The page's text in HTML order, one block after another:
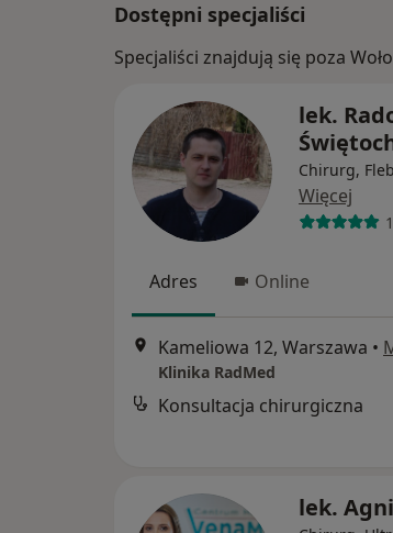
Dostępni specjaliści
Specjaliści znajdują się poza
lek.
Chirurg,
Więcej
Adres Online
Kameliowa 12, Warszawa •
Klinika RadMed
Konsultacja chirurgiczna
lek.